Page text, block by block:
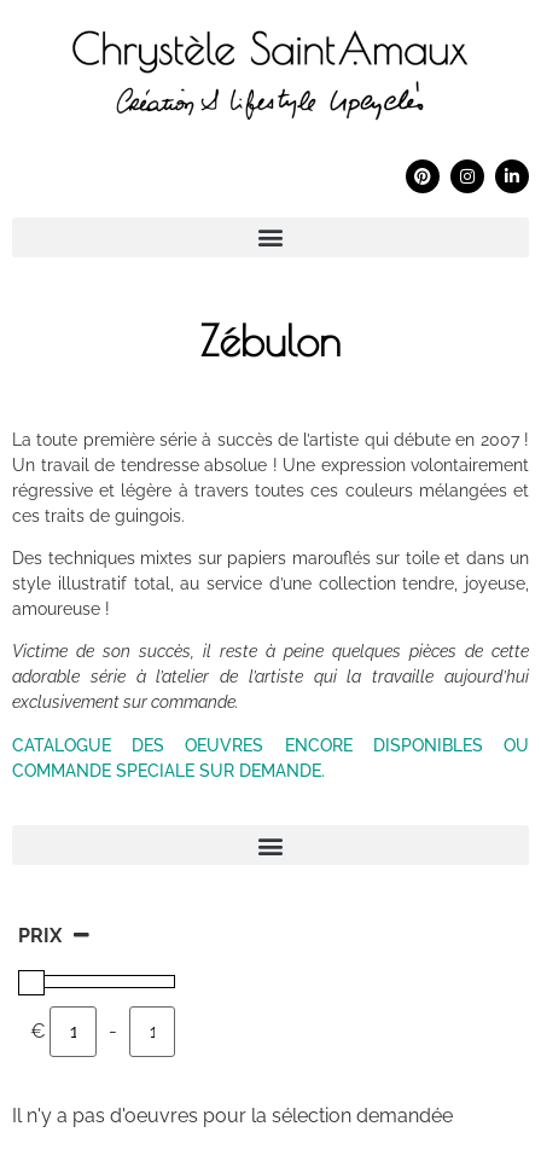
Zébulon
La toute première série à succès de l’artiste qui débute en 2007 !
Un travail de tendresse absolue ! Une expression volontairement
régressive et légère à travers toutes ces couleurs mélangées et
ces traits de guingois.
Des techniques mixtes sur papiers marouflés sur toile et dans un
style illustratif total, au service d’une collection tendre, joyeuse,
amoureuse !
Victime de son succès, il reste à peine quelques pièces de cette
adorable série à l’atelier de l’artiste qui la travaille aujourd’hui
exclusivement sur commande.
CATALOGUE DES OEUVRES ENCORE DISPONIBLES OU
COMMANDE SPECIALE SUR DEMANDE.
PRIX
€ Minimum Price
-
Maximum Price
Il n'y a pas d'oeuvres pour la sélection demandée